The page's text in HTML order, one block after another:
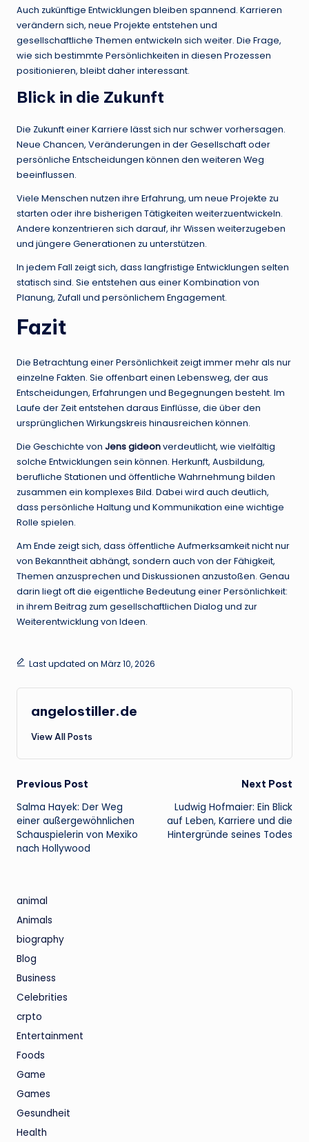
Auch zukünftige Entwicklungen bleiben spannend. Karrieren
verändern sich, neue Projekte entstehen und
gesellschaftliche Themen entwickeln sich weiter. Die Frage,
wie sich bestimmte Persönlichkeiten in diesen Prozessen
positionieren, bleibt daher interessant.
Blick in die Zukunft
Die Zukunft einer Karriere lässt sich nur schwer vorhersagen.
Neue Chancen, Veränderungen in der Gesellschaft oder
persönliche Entscheidungen können den weiteren Weg
beeinflussen.
Viele Menschen nutzen ihre Erfahrung, um neue Projekte zu
starten oder ihre bisherigen Tätigkeiten weiterzuentwickeln.
Andere konzentrieren sich darauf, ihr Wissen weiterzugeben
und jüngere Generationen zu unterstützen.
In jedem Fall zeigt sich, dass langfristige Entwicklungen selten
statisch sind. Sie entstehen aus einer Kombination von
Planung, Zufall und persönlichem Engagement.
Fazit
Die Betrachtung einer Persönlichkeit zeigt immer mehr als nur
einzelne Fakten. Sie offenbart einen Lebensweg, der aus
Entscheidungen, Erfahrungen und Begegnungen besteht. Im
Laufe der Zeit entstehen daraus Einflüsse, die über den
ursprünglichen Wirkungskreis hinausreichen können.
Die Geschichte von Jens gideonverdeutlicht, wie vielfältig
solche Entwicklungen sein können. Herkunft, Ausbildung,
berufliche Stationen und öffentliche Wahrnehmung bilden
zusammen ein komplexes Bild. Dabei wird auch deutlich,
dass persönliche Haltung und Kommunikation eine wichtige
Rolle spielen.
Am Ende zeigt sich, dass öffentliche Aufmerksamkeit nicht nur
von Bekanntheit abhängt, sondern auch von der Fähigkeit,
Themen anzusprechen und Diskussionen anzustoßen. Genau
darin liegt oft die eigentliche Bedeutung einer Persönlichkeit:
in ihrem Beitrag zum gesellschaftlichen Dialog und zur
Weiterentwicklung von Ideen.
Last updated on März 10, 2026
angelostiller.de
View All Posts
Post
navigation
Previous Post
Salma Hayek: Der Weg
einer außergewöhnlichen
Schauspielerin von Mexiko
nach Hollywood
Next Post
Ludwig Hofmaier: Ein Blick
auf Leben, Karriere und die
Hintergründe seines Todes
animal
Animals
biography
Blog
Business
Celebrities
crpto
Entertainment
Foods
Game
Games
Gesundheit
Health